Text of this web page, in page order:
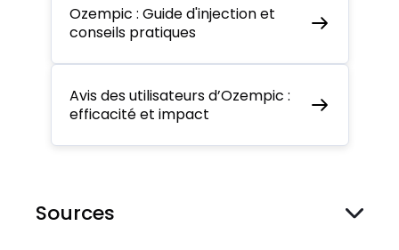
Ozempic : Guide d'injection et
conseils pratiques
Avis des utilisateurs d’Ozempic :
efficacité et impact
Sources